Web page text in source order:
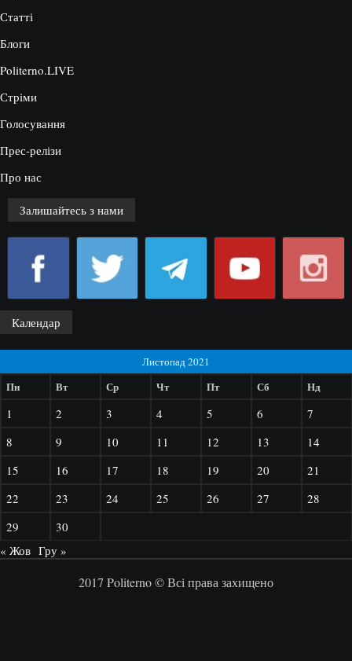
Статті
Блоги
Politerno.LIVE
Стріми
Голосування
Прес-релізи
Про нас
Залишайтесь з нами
Календар
Листопад 2021
Пн Вт Ср Чт Пт Сб Нд
1 2 3 4 5 6
7
8
9 10 11 12 13
14
15
16 17 18 19 20
21
22
23 24 25 26 27
28
29
30
« Жов Гру »
2017 Politerno © Всі права захищено